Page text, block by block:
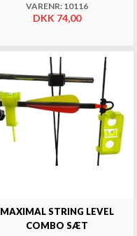
VARENR: 10116
DKK 74,00
MAXIMAL STRING LEVEL
COMBO SÆT